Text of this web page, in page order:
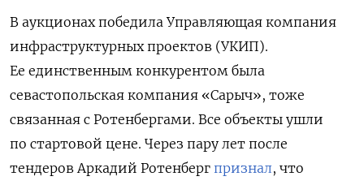
В аукционах победила Управляющая компания
инфраструктурных проектов (УКИП).
Ее единственным конкурентом была
севастопольская компания «Сарыч», тоже
связанная с Ротенбергами. Все объекты ушли
по стартовой цене. Через пару лет после
тендеров Аркадий Ротенберг признал, что